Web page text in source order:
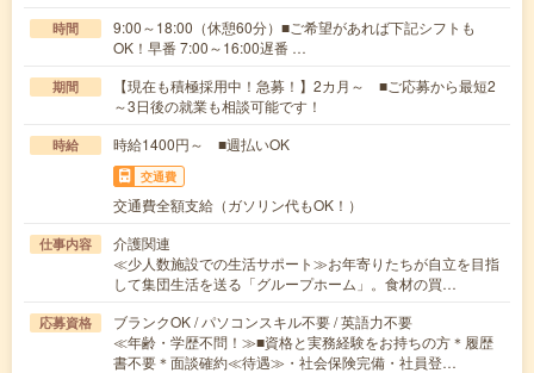
時間
9:00～18:00（休憩60分）■ご希望があれば下記シフトも
OK！早番 7:00～16:00遅番 …
期間
【現在も積極採用中！急募！】2カ月～ ■ご応募から最短2
～3日後の就業も相談可能です！
時給 時給1400円～ ■週払いOK
交通費
交通費全額支給（ガソリン代もOK！）
仕事内容
介護関連
≪少人数施設での生活サポート≫お年寄りたちが自立を目指
して集団生活を送る「グループホーム」。食材の買…
応募資格
ブランクOK / パソコンスキル不要 / 英語力不要
≪年齢・学歴不問！≫■資格と実務経験をお持ちの方＊履歴
書不要＊面談確約≪待遇≫・社会保険完備・社員登…